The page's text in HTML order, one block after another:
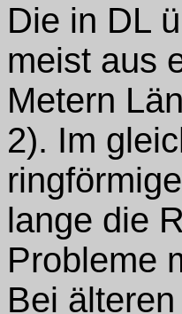
Die in DL
meist aus
Metern
2). Im
lange die
Probleme
Bei